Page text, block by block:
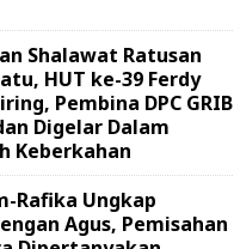
Shalawat Ratusan
HUT ke-39 Ferdy
Pembina DPC GRIB
Digelar Dalam
Keberkahan
Rafika Ungkap
Agus, Pemisahan